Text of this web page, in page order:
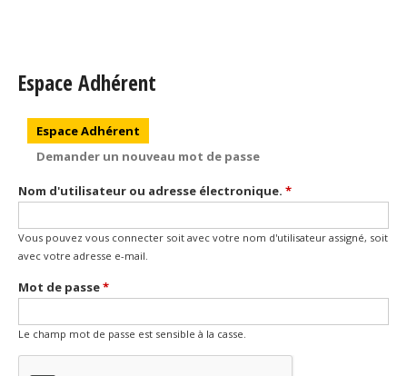
Espace Adhérent
Onglets principaux
Espace Adhérent
Demander un nouveau mot de passe
Nom d'utilisateur ou adresse électronique. *
Vous pouvez vous connecter soit avec votre nom d'utilisateur assigné, soit
avec votre adresse e-mail.
Mot de passe*
Le champ mot de passe est sensible à la casse.